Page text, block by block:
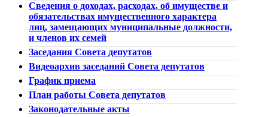
Сведения о доходах, расходах, об имуществе и
обязательствах имущественного характера
лиц, замещающих муниципальные должности,
и членов их семей
Заседания Совета депутатов
Видеоархив заседаний Совета депутатов
График приема
План работы Совета депутатов
Законодательные акты